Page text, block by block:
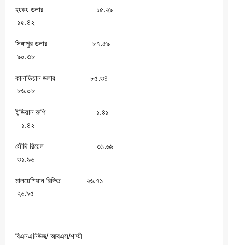
হংকং ডলার ১৫.২৯
১৫.৪২
সিঙ্গাপুর ডলার ৮৭.৫৯
৯০.৩৮
কানাডিয়ান ডলার ৮৫.৩৪
৮৬.০৮
ইন্ডিয়ান রুপি ১.৪১
১.৪২
সৌদি রিয়েল ৩১.৬৯
৩১.৯৬
মালয়েশিয়ান রিঙ্গিত ২৬.৭১
২৬.৯৫
বিএনএনিউজ/ আরএস/শাম্মী